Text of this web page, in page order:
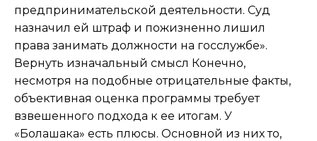
предпринимательской деятельности. Суд
назначил ей штраф и пожизненно лишил
права занимать должности на госслужбе».
Вернуть изначальный смысл Конечно,
несмотря на подобные отрицательные факты,
объективная оценка программы требует
взвешенного подхода к ее итогам. У
«Болашака» есть плюсы. Основной из них то,